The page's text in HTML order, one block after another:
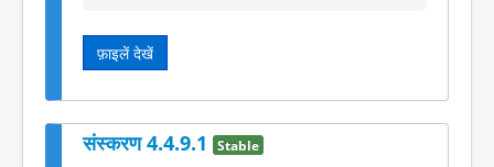
फ़ाइलें देखें
संस्करण 4.4.9.1 Stable